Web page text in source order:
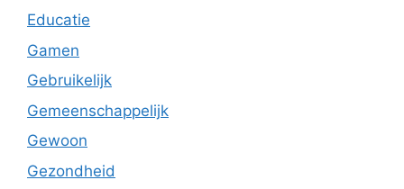
Educatie
Gamen
Gebruikelijk
Gemeenschappelijk
Gewoon
Gezondheid